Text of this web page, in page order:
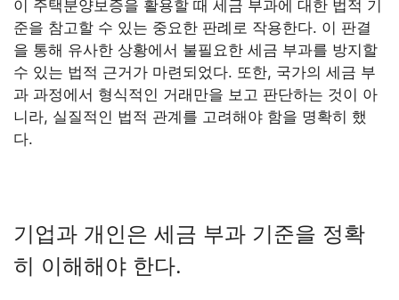
이 주택분양보증을 활용할 때 세금 부과에 대한 법적 기
준을 참고할 수 있는 중요한 판례로 작용한다. 이 판결
을 통해 유사한 상황에서 불필요한 세금 부과를 방지할
수 있는 법적 근거가 마련되었다. 또한, 국가의 세금 부
과 과정에서 형식적인 거래만을 보고 판단하는 것이 아
니라, 실질적인 법적 관계를 고려해야 함을 명확히 했
다.
기업과 개인은 세금 부과 기준을 정확
히 이해해야 한다.